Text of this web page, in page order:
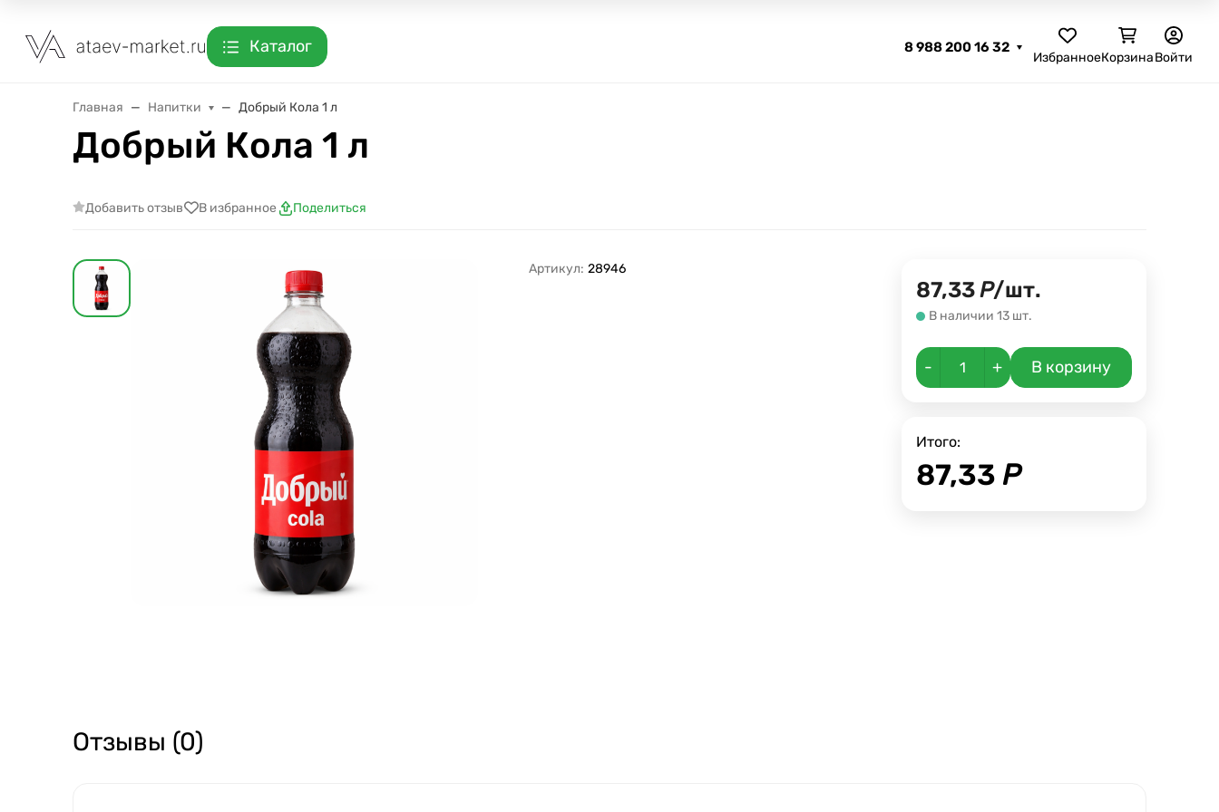
Каталог 8 988 200 16 32
ИзбранноеКорзинаВойти
Главная Напитки Добрый Кола 1 л
Добрый Кола 1 л
Добавить отзыв В избранное Поделиться
Артикул: 28946
87,33Р/шт.
В наличии 13 шт.
- + В корзину
Итого:
87,33 Р
Отзывы (0)